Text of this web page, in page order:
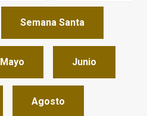
Semana Santa
Mayo Junio
Agosto